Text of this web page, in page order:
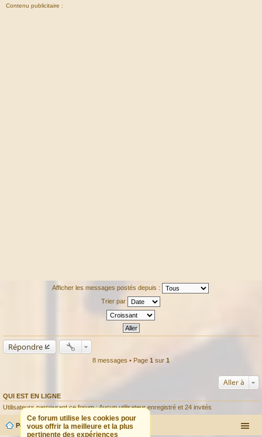
Contenu publicitaire :
Afficher les messages postés depuis :
Trier par
Répondre
8 messages • Page 1 sur 1
Aller à
QUI EST EN LIGNE
Utilisateurs parcourant ce forum : Aucun utilisateur enregistré et 24 invités
Ce forum utilise les cookies pour
vous offrir la meilleure et la plus
pertinente des expériences
Portail Forum